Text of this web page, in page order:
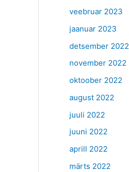
veebruar 2023
jaanuar 2023
detsember 2022
november 2022
oktoober 2022
august 2022
juuli 2022
juuni 2022
aprill 2022
märts 2022